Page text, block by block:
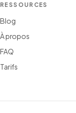
RESSOURCES
Blog
À propos
FAQ
Tarifs